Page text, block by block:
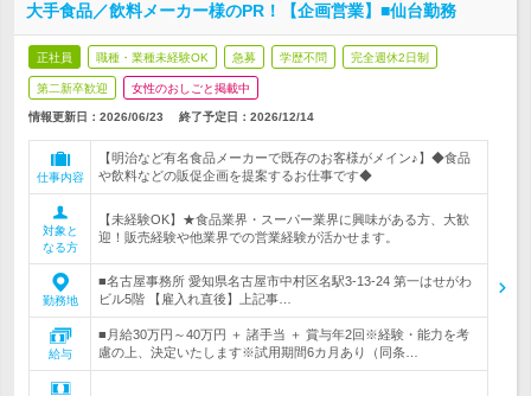
大手食品／飲料メーカー様のPR！【企画営業】■仙台勤務
正社員 職種・業種未経験OK 急募 学歴不問 完全週休2日制
第二新卒歓迎 女性のおしごと掲載中
情報更新日：2026/06/23 終了予定日： 2026/12/14
仕事内容
【明治など有名食品メーカーで既存のお客様がメイン♪】◆食品
や飲料などの販促企画を提案するお仕事です◆
対象と
なる方
【未経験OK】★食品業界・スーパー業界に興味がある方、大歓
迎！販売経験や他業界での営業経験が活かせます。
勤務地
■名古屋事務所 愛知県名古屋市中村区名駅3-13-24 第一はせがわ
ビル5階 【雇入れ直後】上記事…
給与
■月給30万円～40万円 ＋ 諸手当 ＋ 賞与年2回※経験・能力を考
慮の上、決定いたします※試用期間6カ月あり（同条…